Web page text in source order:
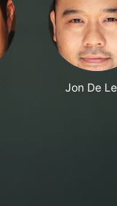
Jon De